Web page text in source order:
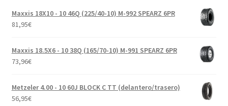
Maxxis 18X10 - 10 46Q (225/40-10) M-992 SPEARZ 6PR
81,95€
Maxxis 18.5X6 - 10 38Q (165/70-10) M-991 SPEARZ 6PR
73,96€
Metzeler 4.00 - 10 60J BLOCK C TT (delantero/trasero)
56,95€